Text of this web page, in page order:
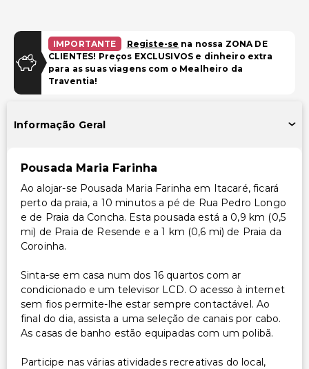
IMPORTANTE Registe-se na nossa ZONA DE
CLIENTES! Preços EXCLUSIVOS e dinheiro extra
para as suas viagens com o Mealheiro da
Traventia!
Informação Geral
Pousada Maria Farinha
Ao alojar-se Pousada Maria Farinha em Itacaré, ficará
perto da praia, a 10 minutos a pé de Rua Pedro Longo
e de Praia da Concha. Esta pousada está a 0,9 km (0,5
mi) de Praia de Resende e a 1 km (0,6 mi) de Praia da
Coroinha.
Sinta-se em casa num dos 16 quartos com ar
condicionado e um televisor LCD. O acesso à internet
sem fios permite-lhe estar sempre contactável. Ao
final do dia, assista a uma seleção de canais por cabo.
As casas de banho estão equipadas com um polibã.
Participe nas várias atividades recreativas do local,